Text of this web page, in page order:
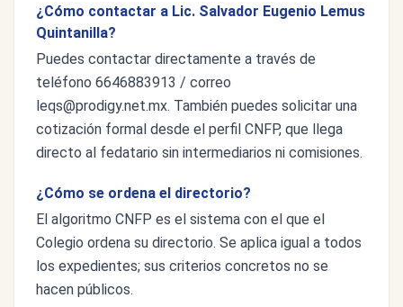
¿Cómo contactar a Lic. Salvador Eugenio Lemus
Quintanilla?
Puedes contactar directamente a través de
teléfono 6646883913 / correo
leqs@prodigy.net.mx. También puedes solicitar una
cotización formal desde el perfil CNFP, que llega
directo al fedatario sin intermediarios ni comisiones.
¿Cómo se ordena el directorio?
El algoritmo CNFP es el sistema con el que el
Colegio ordena su directorio. Se aplica igual a todos
los expedientes; sus criterios concretos no se
hacen públicos.